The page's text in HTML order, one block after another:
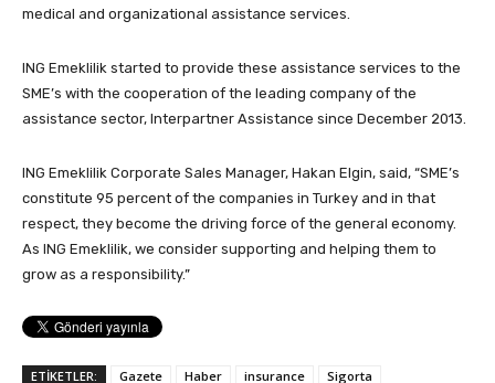
medical and organizational assistance services.
ING Emeklilik started to provide these assistance services to the
SME’s with the cooperation of the leading company of the
assistance sector, Interpartner Assistance since December 2013.
ING Emeklilik Corporate Sales Manager, Hakan Elgin, said, “SME’s
constitute 95 percent of the companies in Turkey and in that
respect, they become the driving force of the general economy.
As ING Emeklilik, we consider supporting and helping them to
grow as a responsibility.”
ETİKETLER: Gazete Haber insurance Sigorta